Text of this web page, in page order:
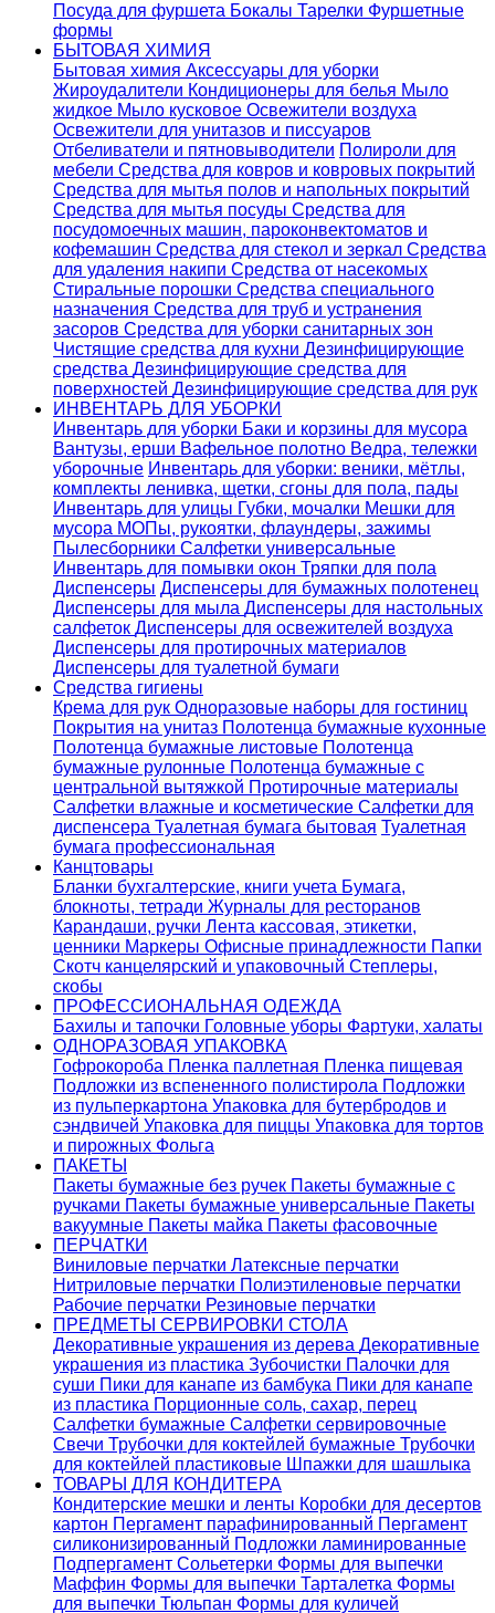
Посуда для фуршета Бокалы Тарелки Фуршетные
формы
БЫТОВАЯ ХИМИЯ
Бытовая химия Аксессуары для уборки
Жироудалители Кондиционеры для белья Мыло
жидкое Мыло кусковое Освежители воздуха
Освежители для унитазов и писсуаров
Отбеливатели и пятновыводители Полироли для
мебели Средства для ковров и ковровых покрытий
Средства для мытья полов и напольных покрытий
Средства для мытья посуды Средства для
посудомоечных машин, пароконвектоматов и
кофемашин Средства для стекол и зеркал Средства
для удаления накипи Средства от насекомых
Стиральные порошки Cредства специального
назначения Средства для труб и устранения
засоров Средства для уборки санитарных зон
Чистящие средства для кухни Дезинфицирующие
средства Дезинфицирующие средства для
поверхностей Дезинфицирующие средства для рук
ИНВЕНТАРЬ ДЛЯ УБОРКИ
Инвентарь для уборки Баки и корзины для мусора
Вантузы, ерши Вафельное полотно Ведра, тележки
уборочные Инвентарь для уборки: веники, мётлы,
комплекты ленивка, щетки, сгоны для пола, пады
Инвентарь для улицы Губки, мочалки Мешки для
мусора МОПы, рукоятки, флаундеры, зажимы
Пылесборники Салфетки универсальные
Инвентарь для помывки окон Тряпки для пола
Диспенсеры Диспенсеры для бумажных полотенец
Диспенсеры для мыла Диспенсеры для настольных
салфеток Диспенсеры для освежителей воздуха
Диспенсеры для протирочных материалов
Диспенсеры для туалетной бумаги
Средства гигиены
Крема для рук Одноразовые наборы для гостиниц
Покрытия на унитаз Полотенца бумажные кухонные
Полотенца бумажные листовые Полотенца
бумажные рулонные Полотенца бумажные с
центральной вытяжкой Протирочные материалы
Салфетки влажные и косметические Салфетки для
диспенсера Туалетная бумага бытовая Туалетная
бумага профессиональная
Канцтовары
Бланки бухгалтерские, книги учета Бумага,
блокноты, тетради Журналы для ресторанов
Карандаши, ручки Лента кассовая, этикетки,
ценники Маркеры Офисные принадлежности Папки
Скотч канцелярский и упаковочный Степлеры,
скобы
ПРОФЕССИОНАЛЬНАЯ ОДЕЖДА
Бахилы и тапочки Головные уборы Фартуки, халаты
ОДНОРАЗОВАЯ УПАКОВКА
Гофрокороба Пленка паллетная Пленка пищевая
Подложки из вспененного полистирола Подложки
из пульперкартона Упаковка для бутербродов и
сэндвичей Упаковка для пиццы Упаковка для тортов
и пирожных Фольга
ПАКЕТЫ
Пакеты бумажные без ручек Пакеты бумажные с
ручками Пакеты бумажные универсальные Пакеты
вакуумные Пакеты майка Пакеты фасовочные
ПЕРЧАТКИ
Виниловые перчатки Латексные перчатки
Нитриловые перчатки Полиэтиленовые перчатки
Рабочие перчатки Резиновые перчатки
ПРЕДМЕТЫ СЕРВИРОВКИ СТОЛА
Декоративные украшения из дерева Декоративные
украшения из пластика Зубочистки Палочки для
суши Пики для канапе из бамбука Пики для канапе
из пластика Порционные соль, сахар, перец
Салфетки бумажные Салфетки сервировочные
Свечи Трубочки для коктейлей бумажные Трубочки
для коктейлей пластиковые Шпажки для шашлыка
ТОВАРЫ ДЛЯ КОНДИТЕРА
Кондитерские мешки и ленты Коробки для десертов
картон Пергамент парафинированный Пергамент
силиконизированный Подложки ламинированные
Подпергамент Сольетерки Формы для выпечки
Маффин Формы для выпечки Тарталетка Формы
для выпечки Тюльпан Формы для куличей